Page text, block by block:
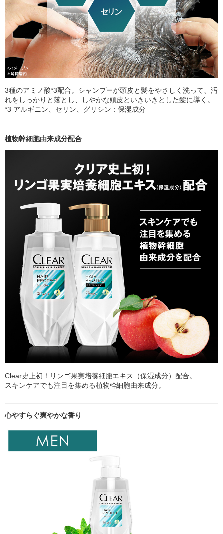
3種のアミノ酸*3配合。シャンプーが頭皮と髪をやさしく洗って、汚
れをしっかりと落とし、しやかな頭皮といきいきとした髪に導く。
*3 アルギニン、セリン、グリシン：保湿成分
植物幹細胞由来成分配合
Clear史上初！リンゴ果実培養細胞エキス（保湿成分）配合。
スキンケアでも注目を集める植物幹細胞由来成分。
心やすらぐ爽やかな香り